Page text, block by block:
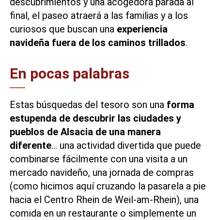
final, el paseo atraerá a las familias y a los
curiosos que buscan una experiencia
navideña fuera de los caminos trillados.
En pocas palabras
Estas búsquedas del tesoro son una forma
estupenda de descubrir las ciudades y
pueblos de Alsacia de una manera
diferente… una actividad divertida que puede
combinarse fácilmente con una visita a un
mercado navideño, una jornada de compras
(como hicimos aquí cruzando la pasarela a pie
hacia el Centro Rhein de Weil-am-Rhein), una
comida en un restaurante o simplemente un